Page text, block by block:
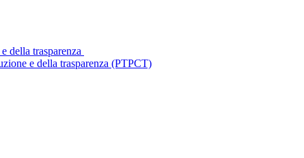
della trasparenza
e della trasparenza (PTPCT)